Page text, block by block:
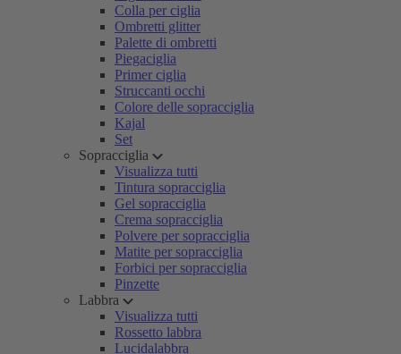
Colla per ciglia
Ombretti glitter
Palette di ombretti
Piegaciglia
Primer ciglia
Struccanti occhi
Colore delle sopracciglia
Kajal
Set
Sopracciglia
Visualizza tutti
Tintura sopracciglia
Gel sopracciglia
Crema sopracciglia
Polvere per sopracciglia
Matite per sopracciglia
Forbici per sopracciglia
Pinzette
Labbra
Visualizza tutti
Rossetto labbra
Lucidalabbra